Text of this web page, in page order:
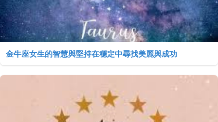
金牛座女生的智慧與堅持在穩定中尋找美麗與成功